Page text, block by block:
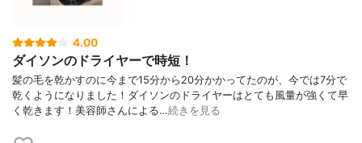
4.00
ダイソンのドライヤーで時短！
髪の毛を乾かすのに今まで15分から20分かかってたのが、今では7分で
乾くようになりました！ダイソンのドライヤーはとても風量が強くて早
く乾きます！美容師さんによる…続きを見る